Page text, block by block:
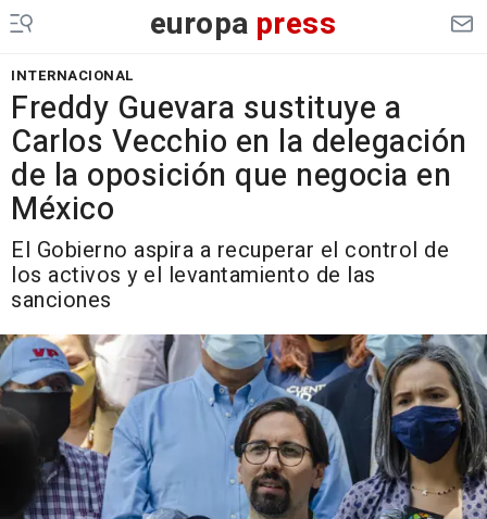
europa press
INTERNACIONAL
Freddy Guevara sustituye a
Carlos Vecchio en la delegación
de la oposición que negocia en
México
El Gobierno aspira a recuperar el control de
los activos y el levantamiento de las
sanciones